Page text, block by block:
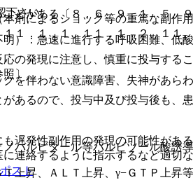
によるショック等の重篤な副作
１．１．１、１１．１．２、１１
発現に注意し、慎重に投与する
〕。
るので、投与中及び投与後も、
発性副作用の発現の可能性があ
連絡するように指示するなど適切
がある〔８．６、９．１．５、
：急速に進行する呼吸困難、低
伴わない意識障害、失神があら
バルビタール等バルビツール酸誘
昇、ＡＬＴ上昇、γ−ＧＴＰ上昇
下さい。
ポスト